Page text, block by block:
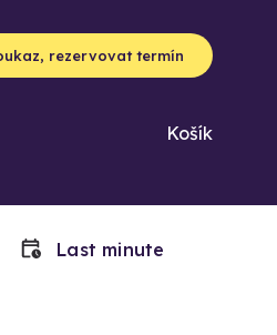
rezervovat termín
Košík
Last minute